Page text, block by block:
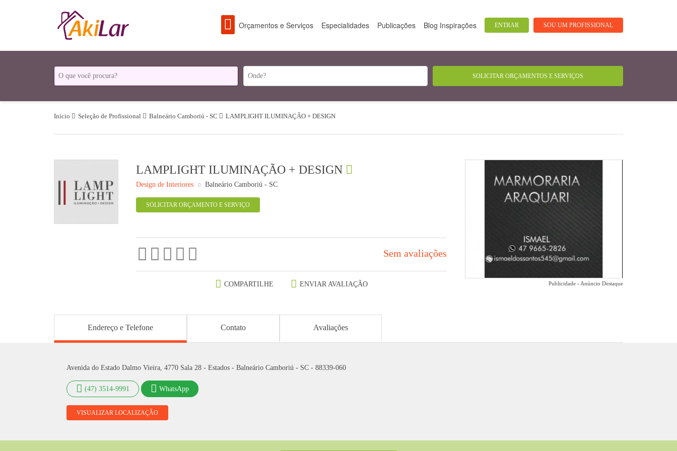
ENTRAR SOU UM PROFISSIONAL
Orçamentos e Serviços Especialidades Publicações Blog Inspirações
Início Seleção de Profissional Balneário Camboriú - SC LAMPLIGHT ILUMINAÇÃO + DESIGN
LAMPLIGHT ILUMINAÇÃO + DESIGN
Design de Interiores Balneário Camboriú - SC
SOLICITAR ORÇAMENTO E SERVIÇO
Sem avaliações
COMPARTILHE ENVIAR AVALIAÇÃO Publicidade - Anúncio Destaque
Endereço e Telefone Contato Avaliações
Avenida do Estado Dalmo Vieira, 4770 Sala 28 - Estados - Balneário Camboriú - SC - 88339-060
(47) 3514-9991 WhatsApp
VISUALIZAR LOCALIZAÇÃO